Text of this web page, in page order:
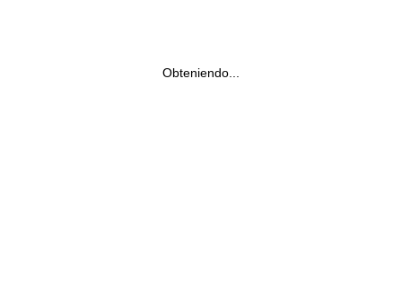
Obteniendo...